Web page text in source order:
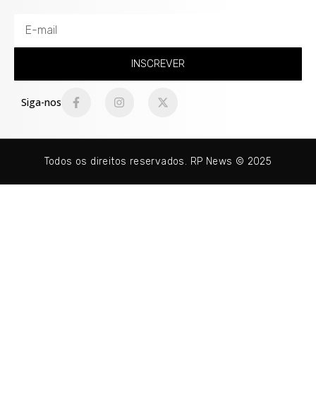
INSCREVER
Siga-nos
Todos os direitos reservados. RP News © 2025